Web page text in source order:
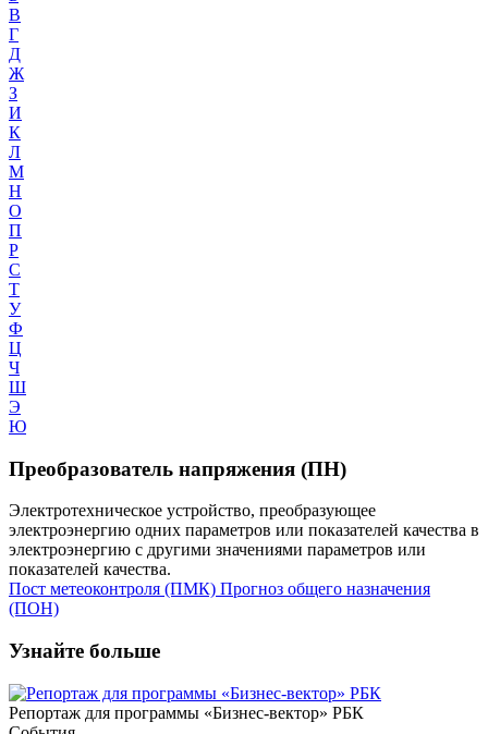
В
Г
Д
Ж
З
И
К
Л
М
Н
О
П
Р
С
Т
У
Ф
Ц
Ч
Ш
Э
Ю
Преобразователь напряжения (ПН)
Электротехническое устройство, преобразующее
электроэнергию одних параметров или показателей качества в
электроэнергию с другими значениями параметров или
показателей качества.
Пост метеоконтроля (ПМК) Прогноз общего назначения
(ПОН)
Узнайте больше
Репортаж для программы «Бизнес-вектор» РБК